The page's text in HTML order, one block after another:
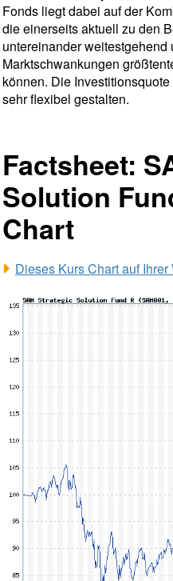
Fonds liegt dabei auf der
die einerseits aktuell zu den
untereinander
Marktschwankungen
können. Die
sehr flexibel gestalten.
Factsheet:
Solution
Chart
Dieses Kurs Chart auf Ihrer